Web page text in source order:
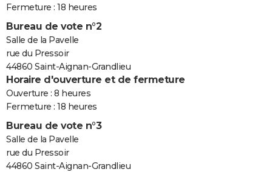
Fermeture : 18 heures
Bureau de vote n°2
Salle de la Pavelle
rue du Pressoir
44860 Saint-Aignan-Grandlieu
Horaire d'ouverture et de fermeture
Ouverture : 8 heures
Fermeture : 18 heures
Bureau de vote n°3
Salle de la Pavelle
rue du Pressoir
44860 Saint-Aignan-Grandlieu